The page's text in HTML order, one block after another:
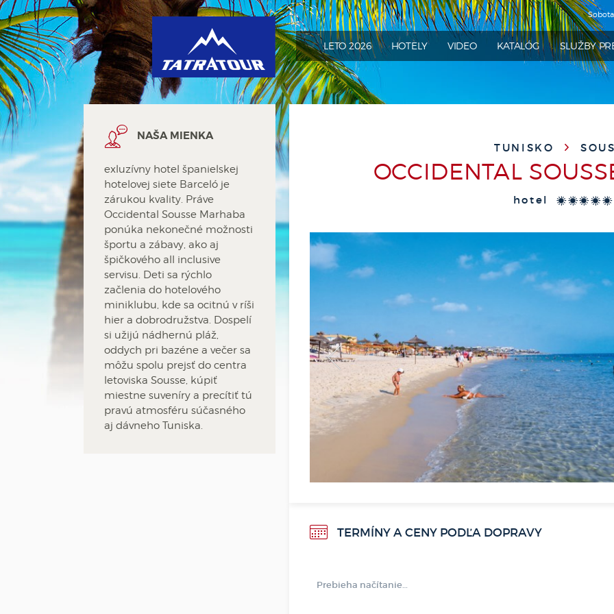
LETO 2026 HOTELY VIDEO KATALÓG SLUŽBY
NAŠA MIENKA
exluzívny hotel španielskej
hotelovej siete Barceló je
zárukou kvality. Práve
Occidental Sousse Marhaba
ponúka nekonečné možnosti
športu a zábavy, ako aj
špičkového all inclusive
servisu. Deti sa rýchlo
začlenia do hotelového
miniklubu, kde sa ocitnú v ríši
hier a dobrodružstva. Dospelí
si užijú nádhernú pláž,
oddych pri bazéne a večer sa
môžu spolu prejsť do centra
letoviska Sousse, kúpiť
miestne suveníry a precítiť tú
pravú atmosféru súčasného
aj dávneho Tuniska.
TUNISKO
OCCIDENTAL
hotel *****
<
TERMÍNY A CENY PODĽA DOPRAVY
Prebieha načítanie…